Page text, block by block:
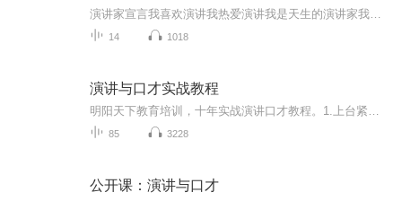
14 1018
演讲与口才实战教程
85 3228
公开课：演讲与口才